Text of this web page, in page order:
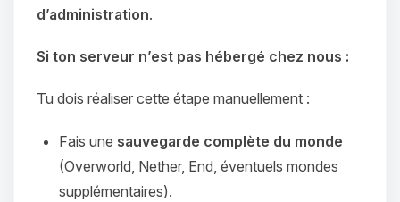
d’administration.
Si ton serveur n’est pas hébergé chez nous :
Tu dois réaliser cette étape manuellement :
Fais une sauvegarde complète du monde
(Overworld, Nether, End, éventuels mondes
supplémentaires).